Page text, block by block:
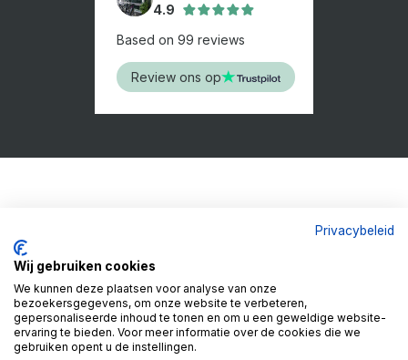
4.9
Based on 99 reviews
Review ons op
Privacybeleid
Wij gebruiken cookies
We kunnen deze plaatsen voor analyse van onze
bezoekersgegevens, om onze website te verbeteren,
gepersonaliseerde inhoud te tonen en om u een geweldige website-
ervaring te bieden. Voor meer informatie over de cookies die we
gebruiken opent u de instellingen.